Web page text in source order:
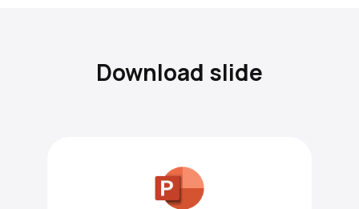
Download slide